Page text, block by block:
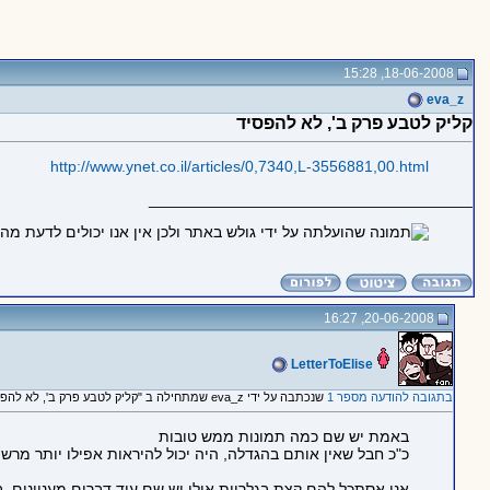
18-06-2008, 15:28
eva_z
קליק לטבע פרק ב', לא להפסיד
http://www.ynet.co.il/articles/0,7340,L-3556881,00.html
20-06-2008, 16:27
LetterToElise
בתגובה להודעה מספר 1 שנכתבה על ידי eva_z שמתחילה ב "קליק לטבע פרק ב', לא להפסיד"
באמת יש שם כמה תמונות ממש טובות
כ"כ חבל שאין אותם בהגדלה, היה יכול להיראות אפילו יותר